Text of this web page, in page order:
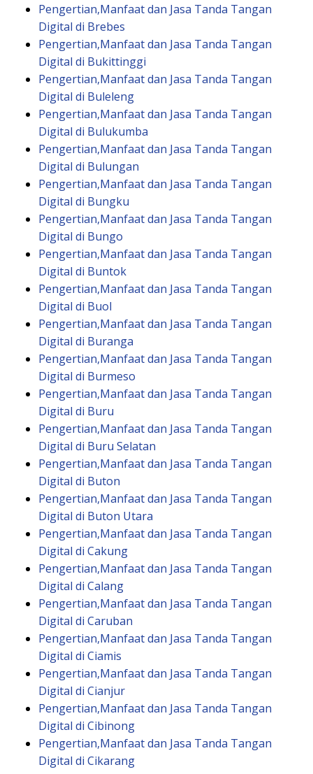
Pengertian,Manfaat dan Jasa Tanda Tangan
Digital di Brebes
Pengertian,Manfaat dan Jasa Tanda Tangan
Digital di Bukittinggi
Pengertian,Manfaat dan Jasa Tanda Tangan
Digital di Buleleng
Pengertian,Manfaat dan Jasa Tanda Tangan
Digital di Bulukumba
Pengertian,Manfaat dan Jasa Tanda Tangan
Digital di Bulungan
Pengertian,Manfaat dan Jasa Tanda Tangan
Digital di Bungku
Pengertian,Manfaat dan Jasa Tanda Tangan
Digital di Bungo
Pengertian,Manfaat dan Jasa Tanda Tangan
Digital di Buntok
Pengertian,Manfaat dan Jasa Tanda Tangan
Digital di Buol
Pengertian,Manfaat dan Jasa Tanda Tangan
Digital di Buranga
Pengertian,Manfaat dan Jasa Tanda Tangan
Digital di Burmeso
Pengertian,Manfaat dan Jasa Tanda Tangan
Digital di Buru
Pengertian,Manfaat dan Jasa Tanda Tangan
Digital di Buru Selatan
Pengertian,Manfaat dan Jasa Tanda Tangan
Digital di Buton
Pengertian,Manfaat dan Jasa Tanda Tangan
Digital di Buton Utara
Pengertian,Manfaat dan Jasa Tanda Tangan
Digital di Cakung
Pengertian,Manfaat dan Jasa Tanda Tangan
Digital di Calang
Pengertian,Manfaat dan Jasa Tanda Tangan
Digital di Caruban
Pengertian,Manfaat dan Jasa Tanda Tangan
Digital di Ciamis
Pengertian,Manfaat dan Jasa Tanda Tangan
Digital di Cianjur
Pengertian,Manfaat dan Jasa Tanda Tangan
Digital di Cibinong
Pengertian,Manfaat dan Jasa Tanda Tangan
Digital di Cikarang